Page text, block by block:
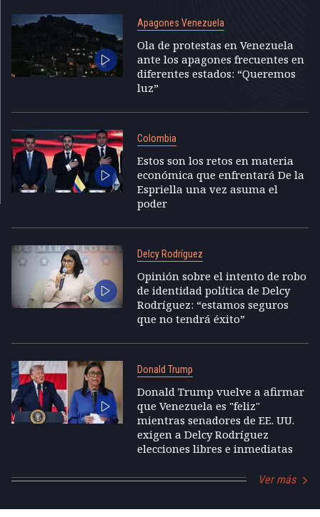
Apagones Venezuela
Ola de protestas en Venezuela
ante los apagones frecuentes en
diferentes estados: “Queremos
luz”
Colombia
Estos son los retos en materia
económica que enfrentará De la
Espriella una vez asuma el
poder
Delcy Rodríguez
Opinión sobre el intento de robo
de identidad política de Delcy
Rodríguez: “estamos seguros
que no tendrá éxito”
Donald Trump
Donald Trump vuelve a afirmar
que Venezuela es "feliz"
mientras senadores de EE. UU.
exigen a Delcy Rodríguez
elecciones libres e inmediatas
Ver más